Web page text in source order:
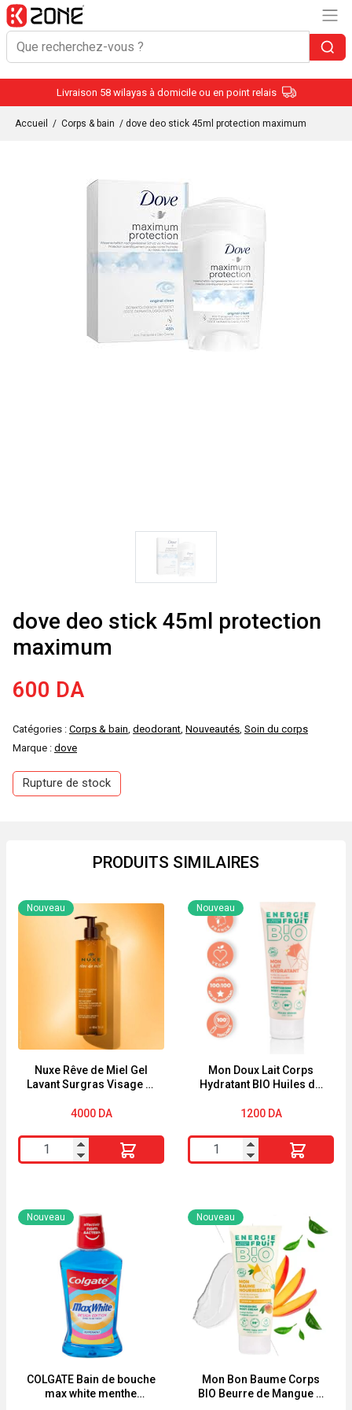
Livraison 58 wilayas à domicile ou en point relais
Accueil / Corps & bain / dove deo stick 45ml protection maximum
dove deo stick 45ml protection
maximum
600 DA
Catégories : Corps & bain, deodorant, Nouveautés, Soin du corps
Marque : dove
Rupture de stock
PRODUITS SIMILAIRES
Nuxe Rêve de Miel Gel
Lavant Surgras Visage et
Nouveau
4000 DA
quantité
de
Rêve
de
Corps
400ml
Mon Doux Lait Corps
Hydratant BIO Huiles de
200ml Energie Fruit
Nouveau
1200 DA
quantité
de
Doux
Lait
Hydratant
BIO
Huiles
Macadamia
COLGATE Bain de bouche
max white menthe
Nouveau
Mon Bon Baume Corps
BIO Beurre de Mangue &
Nouveau